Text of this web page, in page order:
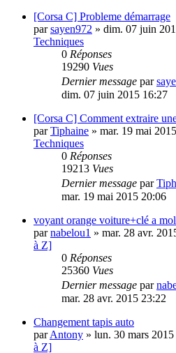
[Corsa C] Probleme démarrage
parsayen972 » dim. 07 juin
Techniques
0 Réponses
19290 Vues
Dernier message par
dim. 07 juin 2015 16:27
[Corsa C] Comment extraire
parTiphaine » mar. 19 mai
Techniques
0 Réponses
19213 Vues
Dernier message par
mar. 19 mai 2015 20:06
voyant orange voiture+clé a
parnabelou1 » mar. 28 avr.
à Z]
0 Réponses
25360 Vues
Dernier message par
mar. 28 avr. 2015 23:22
Changement tapis auto
parAntony » lun. 30 mars
à Z]